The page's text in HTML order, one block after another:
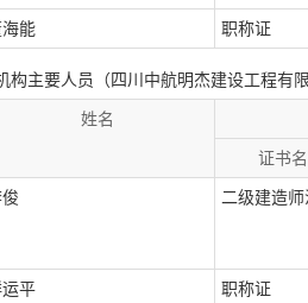
能 职称证
构主要人员（四川中航明杰建设工程有
姓名
证书
二级建造
平 职称证